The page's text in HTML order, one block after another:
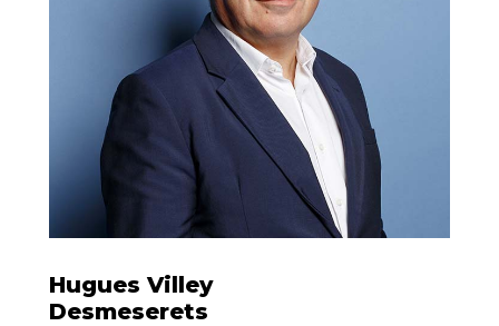
53 rue des Belles Feuilles
Hugues Villey
Desmeserets